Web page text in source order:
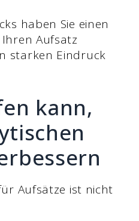
haben Sie einen
Aufsatz
starken Eindruck
kann,
Aufsätze ist nicht